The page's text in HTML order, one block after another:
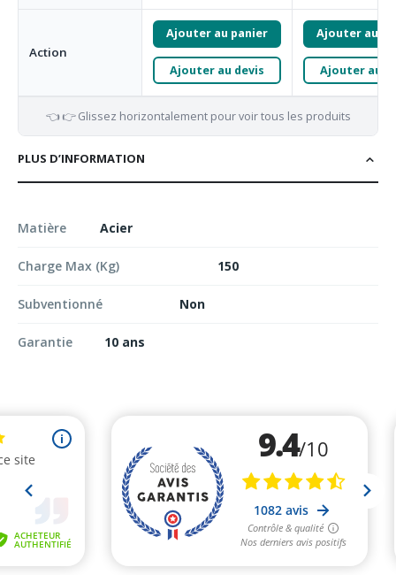
Action
Ajouter au panier
Ajouter au devis
Ajouter au
Ajouter au
👈 👉 Glissez horizontalement pour voir tous les produits
PLUS D’INFORMATION
Matière Acier
Charge Max (Kg) 150
Subventionné Non
Garantie 10 ans